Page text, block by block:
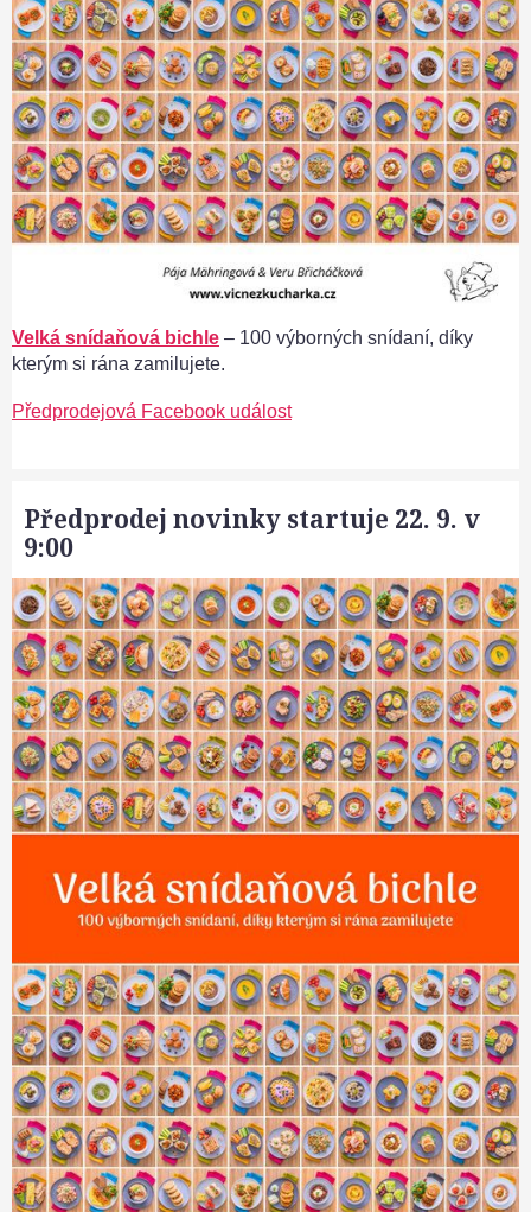
Velká snídaňová bichle – 100 výborných snídaní, díky
kterým si rána zamilujete.
Předprodejová Facebook událost
Předprodej novinky startuje 22. 9. v
9:00